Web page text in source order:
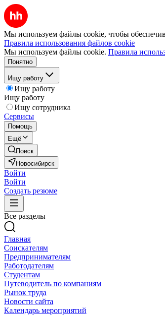
Мы используем файлы cookie, чтобы
Правила использования файлов cookie
Мы используем файлы cookie. Правила
Понятно
Ищу работу
Ищу работу
Ищу работу
Ищу сотрудника
Сервисы
Помощь
Ещё
Поиск
Новосибирск
Войти
Войти
Создать резюме
Все разделы
Главная
Соискателям
Предпринимателям
Работодателям
Студентам
Путеводитель по компаниям
Рынок труда
Новости сайта
Календарь мероприятий